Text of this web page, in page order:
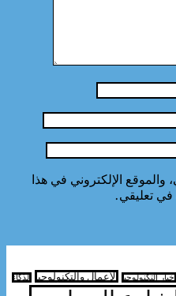
والموقع الإلكتروني في هذا
في تعليقي.
اخبار التكنولوجيا الأعمال والتكنولوجيا الذكاء